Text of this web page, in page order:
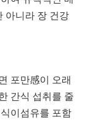
아니라 장 건강
포만感이 오래
간식 섭취를 줄
이섬유를 포함